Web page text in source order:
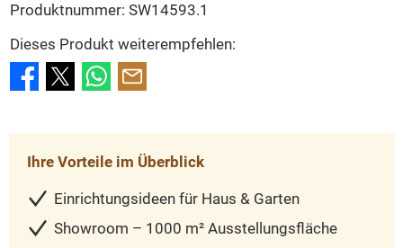
Produktnummer: SW14593.1
Dieses Produkt weiterempfehlen:
Ihre Vorteile im Überblick
Einrichtungsideen für Haus & Garten
Showroom – 1000 m² Ausstellungsfläche